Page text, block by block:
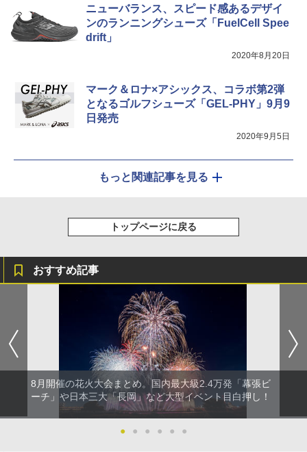
送
￥3,680
ニューバランス、スピード感あるデザイ
ンのランニングシューズ「FuelCell Spee
drift」
2020年8月20日
マーク＆ロナ×アシックス、コラボ第2弾
となるゴルフシューズ「GEL-PHY」9月9
日発売
2020年9月5日
もっと関連記事を見る
トップページに戻る
おすすめ記事
8月開催の花火大会まとめ。国内最大級2.4万発「幕張ビ
ーチ」や日本三大「長岡」など大型イベント目白押し！
● ● ● ● ● ●